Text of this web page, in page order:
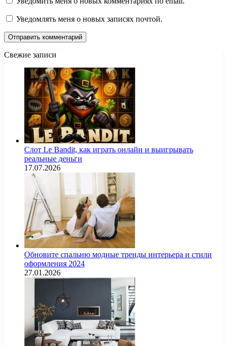
Уведомлять меня о новых записях почтой.
Свежие записи
Слот Le Bandit, как играть онлайн и выигрывать
реальные деньги
17.07.2026
Обновите спальню модные тренды интерьера и стили
оформления 2024
27.01.2026